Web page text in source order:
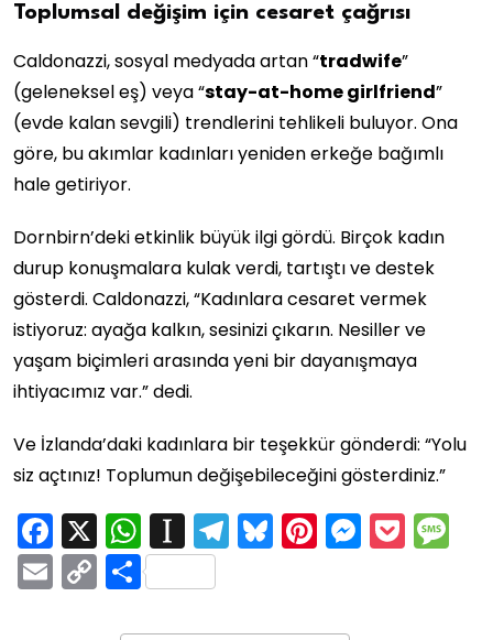
Toplumsal değişim için cesaret çağrısı
Caldonazzi, sosyal medyada artan “tradwife”
(geleneksel eş) veya “stay-at-home girlfriend”
(evde kalan sevgili) trendlerini tehlikeli buluyor. Ona
göre, bu akımlar kadınları yeniden erkeğe bağımlı
hale getiriyor.
Dornbirn’deki etkinlik büyük ilgi gördü. Birçok kadın
durup konuşmalara kulak verdi, tartıştı ve destek
gösterdi. Caldonazzi, “Kadınlara cesaret vermek
istiyoruz: ayağa kalkın, sesinizi çıkarın. Nesiller ve
yaşam biçimleri arasında yeni bir dayanışmaya
ihtiyacımız var.” dedi.
Ve İzlanda’daki kadınlara bir teşekkür gönderdi: “Yolu
siz açtınız! Toplumun değişebileceğini gösterdiniz.”
Facebook
X WhatsApp
Instapaper
Telegram
Bluesky
Pinterest
EmailCopy
Link
Share